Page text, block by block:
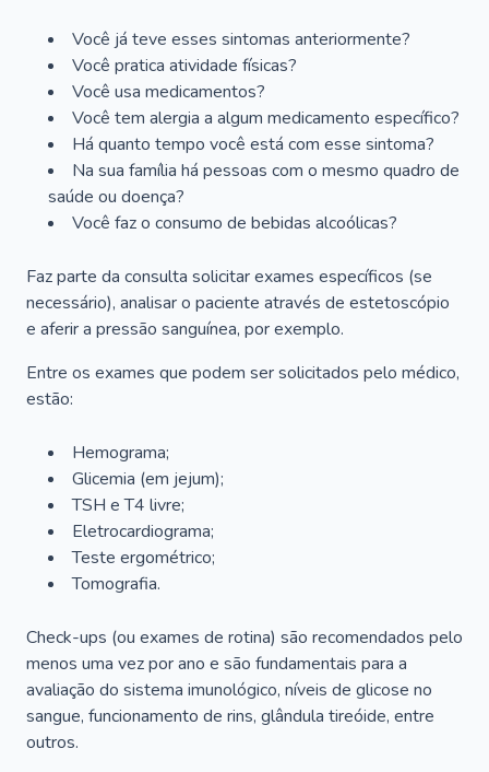
Você já teve esses sintomas anteriormente?
Você pratica atividade físicas?
Você usa medicamentos?
Você tem alergia a algum medicamento específico?
Há quanto tempo você está com esse sintoma?
Na sua família há pessoas com o mesmo quadro de
saúde ou doença?
Você faz o consumo de bebidas alcoólicas?
Faz parte da consulta solicitar exames específicos (se
necessário), analisar o paciente através de estetoscópio
e aferir a pressão sanguínea, por exemplo.
Entre os exames que podem ser solicitados pelo médico,
estão:
Hemograma;
Glicemia (em jejum);
TSH e T4 livre;
Eletrocardiograma;
Teste ergométrico;
Tomografia.
Check-ups (ou exames de rotina) são recomendados pelo
menos uma vez por ano e são fundamentais para a
avaliação do sistema imunológico, níveis de glicose no
sangue, funcionamento de rins, glândula tireóide, entre
outros.